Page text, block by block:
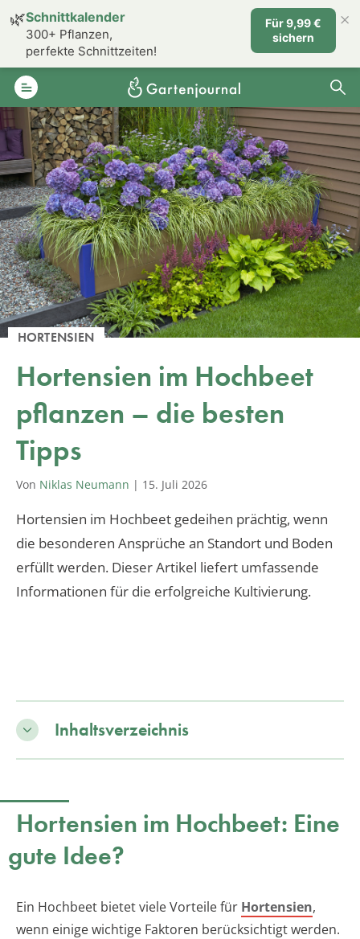
HORTENSIEN
Hortensien im Hochbeet
pflanzen – die besten
Tipps
Von Niklas Neumann | 15. Juli 2026
Hortensien im Hochbeet gedeihen prächtig, wenn
die besonderen Ansprüche an Standort und Boden
erfüllt werden. Dieser Artikel liefert umfassende
Informationen für die erfolgreiche Kultivierung.
Inhaltsverzeichnis
Hortensien im Hochbeet: Eine
gute Idee?
Ein Hochbeet bietet viele Vorteile für Hortensien,
wenn einige wichtige Faktoren berücksichtigt werden.
🌿Schnittkalender
300+ Pflanzen,
perfekte Schnittzeiten!
Für 9,99 €
sichern
×